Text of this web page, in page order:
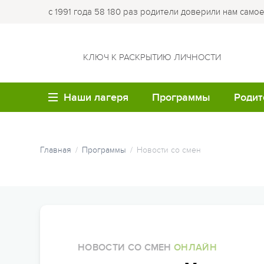
с 1991 года 58 180 раз родители доверили нам
КЛЮЧ К РАСКРЫТИЮ ЛИЧНОСТИ
Наши лагеря Программы
Главная Программы Новости со смен
НОВОСТИ СО СМЕНОНЛАЙН